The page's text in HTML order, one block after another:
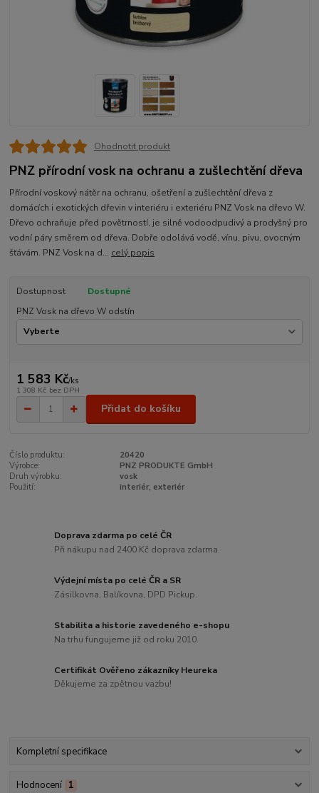
Ohodnotit produkt
PNZ přírodní vosk na ochranu a zušlechtění dřeva
Přírodní voskový nátěr na ochranu, ošetření a zušlechtění dřeva z
domácích i exotických dřevin v interiéru i exteriéru PNZ Vosk na dřevo W.
Dřevo ochraňuje před povětrností, je silně vodoodpudivý a prodyšný pro
vodní páry směrem od dřeva. Dobře odolává vodě, vínu, pivu, ovocným
šťávám. PNZ Vosk na d... celý popis
Dostupnost
Dostupné
PNZ Vosk na dřevo W odstín
1 583 Kč/ks
1 308 Kč bez DPH
Přidat do košíku
Číslo produktu:
20420
Výrobce:
PNZ PRODUKTE GmbH
Druh výrobku:
vosk
Použití:
interiér, exteriér
Doprava zdarma po celé ČR
Při nákupu nad 2400 Kč doprava zdarma.
Výdejní místa po celé ČR a SR
Zásilkovna, Balíkovna, DPD Pickup.
Stabilita a historie zavedeného e-shopu
Na trhu fungujeme již od roku 2010.
Certifikát Ověřeno zákazníky Heureka
Děkujeme za zpětnou vazbu!
Kompletní specifikace
Hodnocení 1